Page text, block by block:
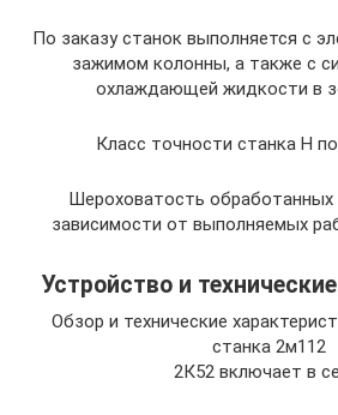
По заказу станок выполняется с
зажимом колонны, а также с
охлаждающей жидкости в
Класс точности станка Н
Шероховатость обработанных
зависимости от выполняемых
Устройство и
Обзор и технические
станка 2м112
2К52 включает в